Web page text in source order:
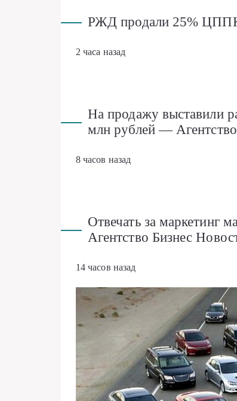
РЖД продали 25%
2 часа назад
На продажу выставили
млн рублей —
8 часов назад
Отвечать за маркетинг
Агентство Бизнес
14 часов назад